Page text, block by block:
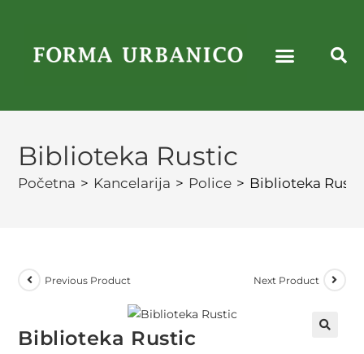
Biblioteka Rustic
Početna > Kancelarija > Police > Biblioteka
Previous Product Next Product
Biblioteka Rustic